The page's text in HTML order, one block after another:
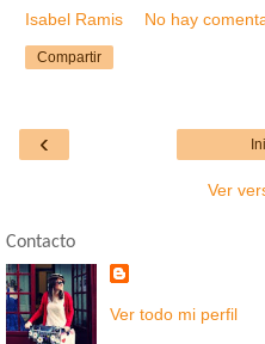
Isabel Ramis No hay
Compartir
‹
Ver
Contacto
Ver todo mi perfil